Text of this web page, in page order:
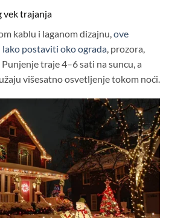
vek trajanja
kablu i laganom dizajnu, ove
lako postaviti oko ograda , prozora,
traje 4–6 sati na suncu, a
višesatno osvetljenje tokom noći.